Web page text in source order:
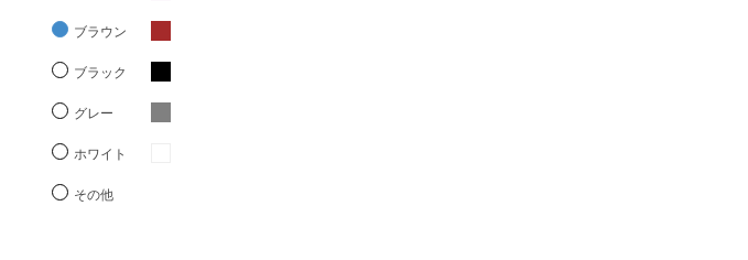
ブラウン
ブラック
グレー
ホワイト
その他